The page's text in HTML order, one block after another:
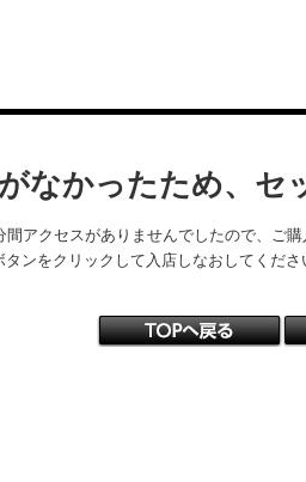
なかったため、セ
アクセスがありませんでしたので、ご
ンをクリックして入店しなおしてくださ